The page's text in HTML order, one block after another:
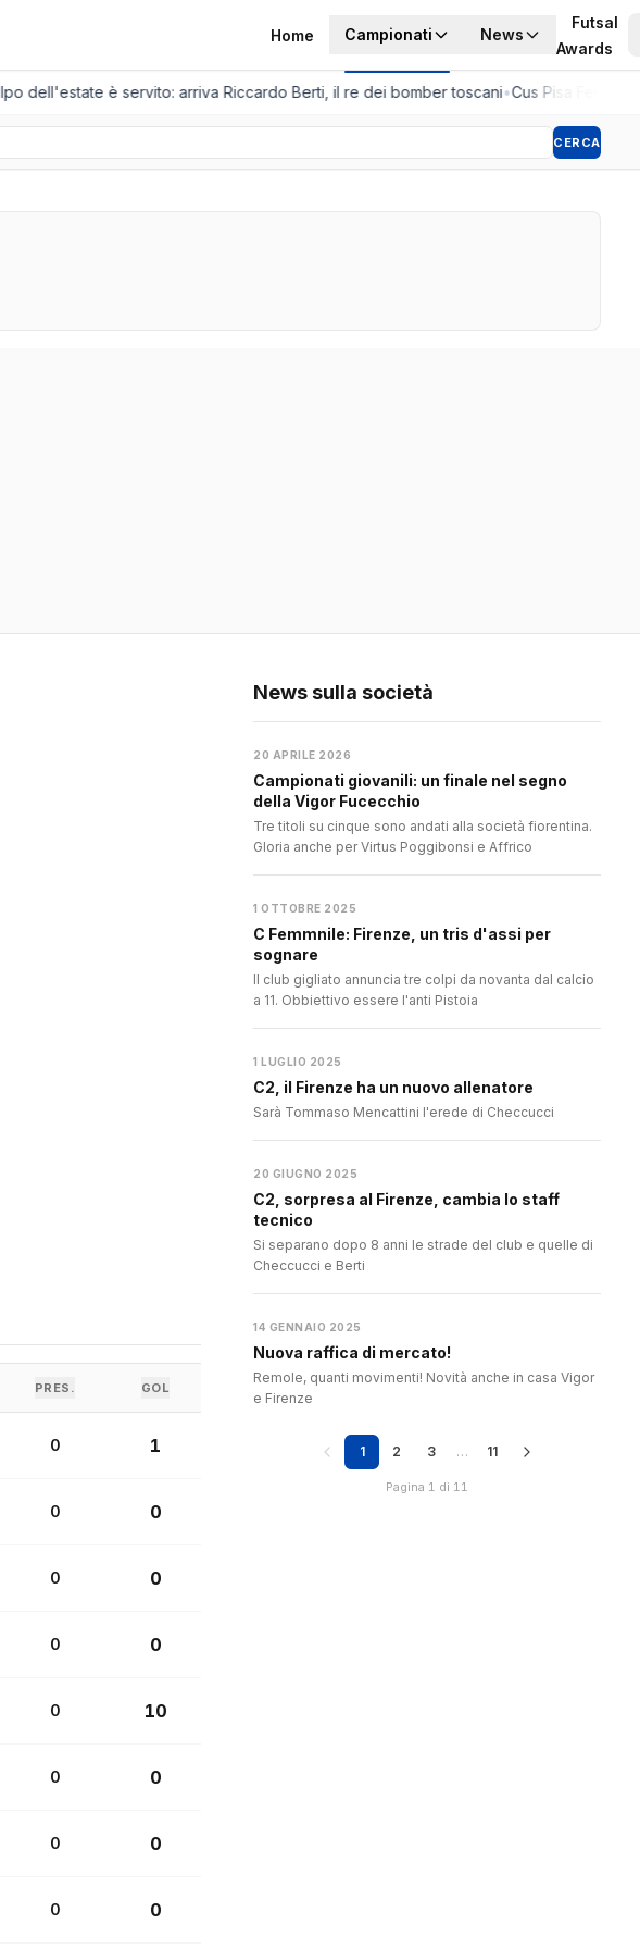
Home Campionati News
Futsal
Awards
dell'estate è servito: arriva Riccardo Berti, il re dei bomber toscani•Cus Pisa
CERCA
PRES. GOL
0 1
0 0
0 0
0 0
0 10
0 0
0 0
0 0
News sulla società
20 APRILE 2026
Campionati giovanili: un finale nel segno
della Vigor Fucecchio
Tre titoli su cinque sono andati alla società fiorentina.
Gloria anche per Virtus Poggibonsi e Affrico
1 OTTOBRE 2025
C Femmnile: Firenze, un tris d'assi per
sognare
Il club gigliato annuncia tre colpi da novanta dal calcio
a 11. Obbiettivo essere l'anti Pistoia
1 LUGLIO 2025
C2, il Firenze ha un nuovo allenatore
Sarà Tommaso Mencattini l'erede di Checcucci
20 GIUGNO 2025
C2, sorpresa al Firenze, cambia lo staff
tecnico
Si separano dopo 8 anni le strade del club e quelle di
Checcucci e Berti
14 GENNAIO 2025
Nuova raffica di mercato!
Remole, quanti movimenti! Novità anche in casa Vigor
e Firenze
1 2 3 … 11
Pagina 1 di 11